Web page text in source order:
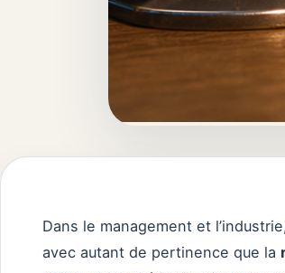
Dans le management et
avec autant de pertinence que la